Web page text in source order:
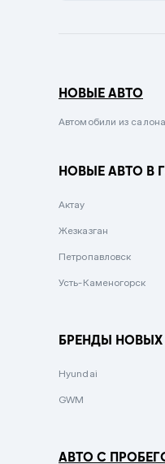
Сиреневый
Вишневый
Зеленый
НОВЫЕ АВТО
Автомобили из
НОВЫЕ АВТО В
Актау
Жезказган
Петропавловск
Усть-Каменогорск
БРЕНДЫ НОВЫХ
Hyundai
GWM
АВТО С